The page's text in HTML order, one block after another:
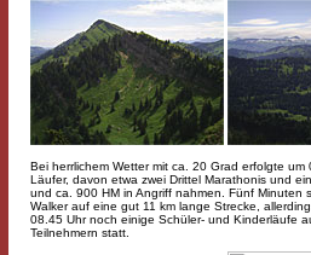
Bei herrlichem Wetter mit ca. 20 Grad erfolgte
Läufer, davon etwa zwei Drittel Marathonis und
und ca. 900 HM in Angriff nahmen. Fünf
Walker auf eine gut 11 km lange Strecke,
08.45 Uhr noch einige Schüler- und Kinderläufe
Teilnehmern statt.